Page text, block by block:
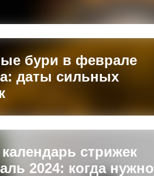
бури в феврале
даты сильных
стрижек
2024: когда нужно